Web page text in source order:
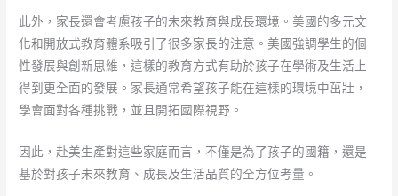
此外，家長還會考慮孩子的未來教育與成長環境。美國的多元文
化和開放式教育體系吸引了很多家長的注意。美國強調學生的個
性發展與創新思維，這樣的教育方式有助於孩子在學術及生活上
得到更全面的發展。家長通常希望孩子能在這樣的環境中茁壯，
學會面對各種挑戰，並且開拓國際視野。
因此，赴美生產對這些家庭而言，不僅是為了孩子的國籍，還是
基於對孩子未來教育、成長及生活品質的全方位考量。